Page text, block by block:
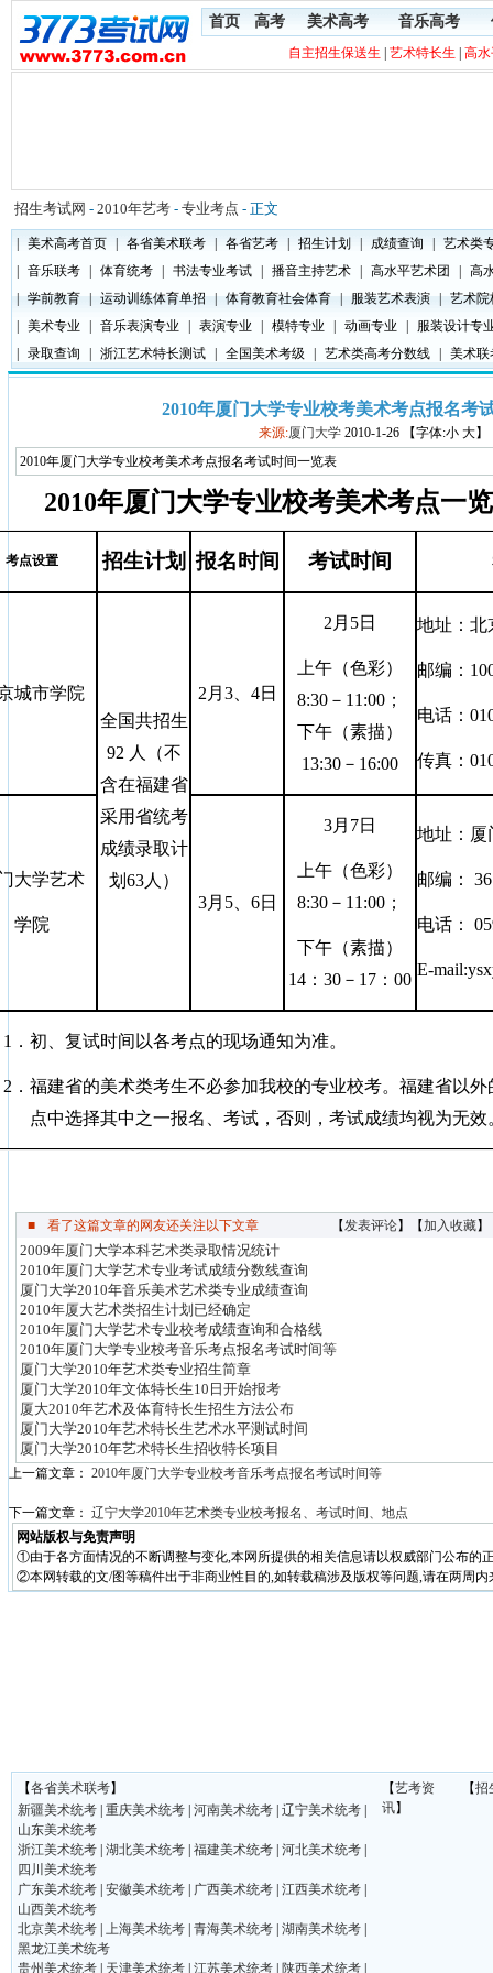
首页 高考 美术高考 音乐高考
自主招生保送生 艺术特长生 高
招生考试网 - 2010年艺考 - 专业考点 - 正文
美术高考首页 各省美术联考 各省艺考 招生计划 成绩查询
艺术类
音乐联考 体育统考 书法专业考试 播音主持艺术 高水平艺术团
高
学前教育 运动训练体育单招 体育教育社会体育 服装艺术表演
艺术院
美术专业 音乐表演专业 表演专业 模特专业 动画专业
服装设计专
录取查询 浙江艺术特长测试 全国美术考级 艺术类高考分数线 美术联
2010年厦门大学专业校考美术考点报名考
来源:厦门大学 2010-1-26 【字体:小 大】
2010年厦门大学专业校考美术考点报名考试时间一览表
2010年厦门大学专业校考美术考点一
考点设置 招生计划 报名时间 考试时间
城市学院
全国共招生
92 人（不
含在福建省
采用省统考
成绩录取计
划63人）
2月3、4日
2月5日
上午（色彩）
8:30－11:00；
下午（素描）
13:30－16:00
地址：北
邮编：
电话：
传真：
大学艺术
学院
3月5、6日
3月7日
上午（色彩）
8:30－11:00；
下午（素描）
14：30－17：00
地址：厦
邮编：
电话：
E-
1．初、复试时间以各考点的现场通知为准。
2．福建省的美术类考生不必参加我校的专业校考。福建省以
点中选择其中之一报名、考试，否则，考试成绩均视为无效
■ 看了这篇文章的网友还关注以下文章 【发表评论】【加入收藏
2009年厦门大学本科艺术类录取情况统计
2010年厦门大学艺术专业考试成绩分数线查询
厦门大学2010年音乐美术艺术类专业成绩查询
2010年厦大艺术类招生计划已经确定
2010年厦门大学艺术专业校考成绩查询和合格线
2010年厦门大学专业校考音乐考点报名考试时间等
厦门大学2010年艺术类专业招生简章
厦门大学2010年文体特长生10日开始报考
厦大2010年艺术及体育特长生招生方法公布
厦门大学2010年艺术特长生艺术水平测试时间
厦门大学2010年艺术特长生招收特长项目
上一篇文章： 2010年厦门大学专业校考音乐考点报名考试时间等
下一篇文章： 辽宁大学2010年艺术类专业校考报名、考试时间、地点
网站版权与免责声明
①由于各方面情况的不断调整与变化,本网所提供的相关信息请以权威部门公布的
②本网转载的文/图等稿件出于非商业性目的,如转载稿涉及版权等问题,请在两周内
【各省美术联考】
新疆美术统考 重庆美术统考 河南美术统考 辽宁美术统考
山东美术统考
浙江美术统考 湖北美术统考 福建美术统考 河北美术统考
四川美术统考
广东美术统考 安徽美术统考 广西美术统考 江西美术统考
山西美术统考
北京美术统考 上海美术统考 青海美术统考 湖南美术统考
黑龙江美术统考
贵州美术统考
天津美术统考 江苏美术统考 陕西美术统考
【艺考资
讯】
【招